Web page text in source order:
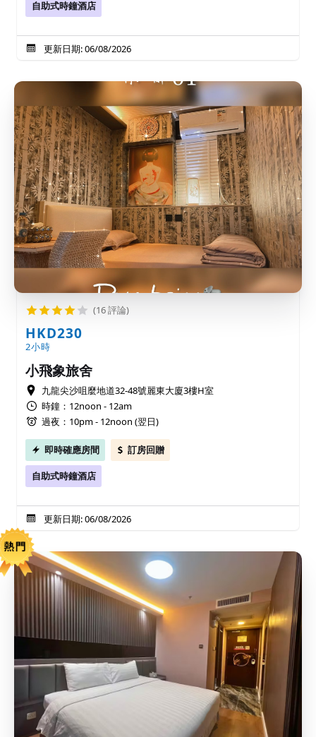
自助式時鐘酒店
更新日期: 06/08/2026
(16 評論)
HKD230
2小時
小飛象旅舍
九龍尖沙咀麼地道32-48號麗東大廈3樓H室
時鐘：12noon - 12am
過夜：10pm - 12noon (翌日)
即時確應房間 訂房回贈
自助式時鐘酒店
更新日期: 06/08/2026